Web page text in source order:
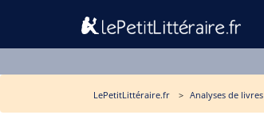
LePetitLittéraire.fr Analyses de livres